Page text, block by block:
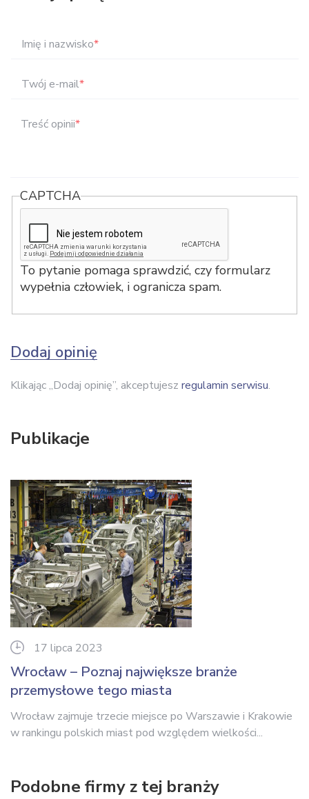
Imię i nazwisko*
Twój e-mail*
Treść opinii*
CAPTCHA
To pytanie pomaga sprawdzić, czy formularz
wypełnia człowiek, i ogranicza spam.
Dodaj opinię
Klikając „Dodaj opinię”, akceptujesz regulamin serwisu.
Publikacje
17 lipca 2023
Wrocław – Poznaj największe branże
przemysłowe tego miasta
Wrocław zajmuje trzecie miejsce po Warszawie i Krakowie
w rankingu polskich miast pod względem wielkości...
Podobne firmy z tej branży